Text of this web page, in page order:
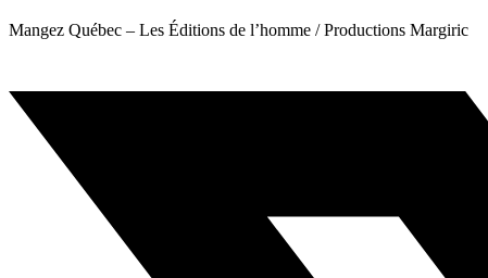
Mangez Québec – Les Éditions de l’homme / Productions Margiric